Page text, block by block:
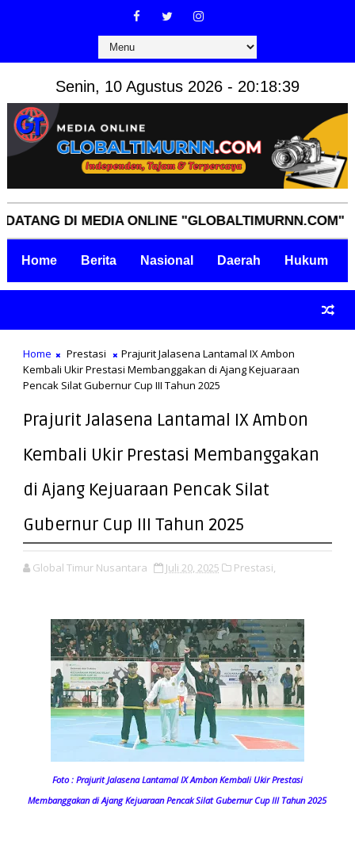
Senin, 10 Agustus 2026 - 20:18:40
MEDIA ONLINE "GLOBALTIMURNN.COM"
Home Berita Nasional Daerah Hukum
Home Prestasi
Prajurit Jalasena Lantamal IX Ambon
Kembali Ukir Prestasi Membanggakan di Ajang Kejuaraan
Pencak Silat Gubernur Cup III Tahun 2025
Prajurit Jalasena Lantamal IX Ambon
Kembali Ukir Prestasi Membanggakan
di Ajang Kejuaraan Pencak Silat
Gubernur Cup III Tahun 2025
Global Timur Nusantara Juli 20, 2025 Prestasi,
Foto : Prajurit Jalasena Lantamal IX Ambon Kembali Ukir Prestasi
Membanggakan di Ajang Kejuaraan Pencak Silat Gubernur Cup III Tahun 2025